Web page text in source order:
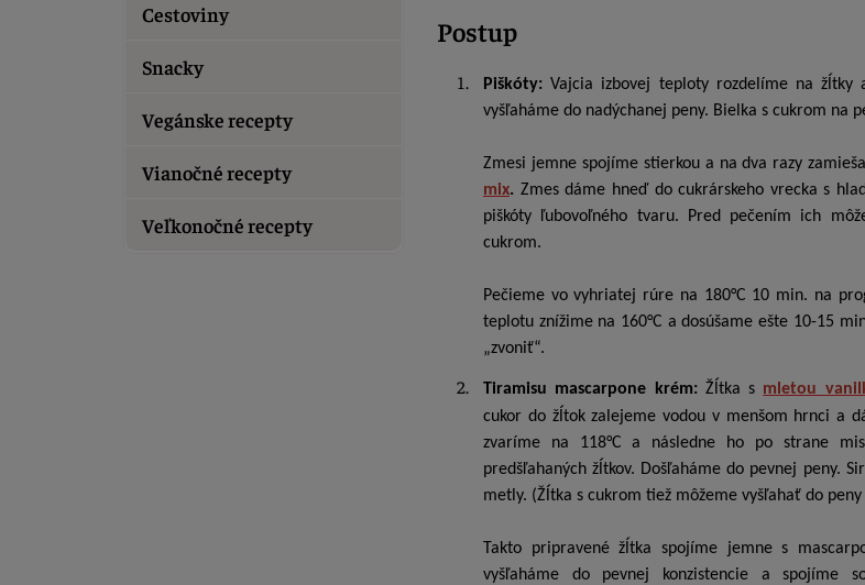
Cestoviny
Snacky
Vegánske recepty
Vianočné recepty
Veľkonočné recepty
Postup
Piškóty:Vajcia izbovej teploty rozdelíme na žĺtky
vyšľaháme do nadýchanej peny. Bielka s cukrom na
Zmesi jemne spojíme stierkou a na dva razy
mix. Zmes dáme hneď do cukrárskeho vrecka s
piškóty ľubovoľného tvaru. Pred pečením ich
cukrom.
Pečieme vo vyhriatej rúre na 180°C 10 min. na
teplotu znížime na 160°C a dosúšame ešte 10-15
„zvoniť“.
Tiramisu mascarpone krém: Žĺtka s mletou
cukor do žĺtok zalejeme vodou v menšom hrnci a
zvaríme na 118°C a následne ho po strane
predšľahaných žĺtkov. Došľaháme do pevnej peny.
metly. (Žĺtka s cukrom tiež môžeme vyšľahať do
Takto pripravené žĺtka spojíme jemne s
vyšľaháme do pevnej konzistencie a spojíme